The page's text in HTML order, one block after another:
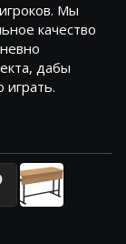
Мы
качество
дабы